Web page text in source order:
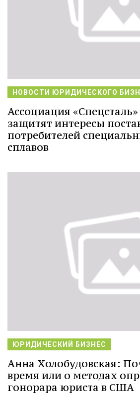
НОВОСТИ ЮРИДИЧЕСКОГО
Ассоциация
защитят интересы
потребителей
сплавов
ЮРИДИЧЕСКИЙ БИЗНЕС
Анна Холобудовская:
время или о методах
гонорара юриста в США